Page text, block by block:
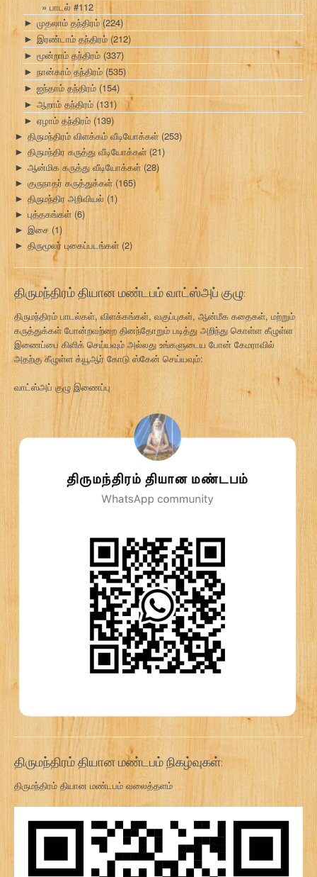
பாடல் #112
► முதலாம் தந்திரம் (224)
► இரண்டாம் தந்திரம் (212)
► மூன்றாம் தந்திரம் (337)
► நான்காம் தந்திரம் (535)
► ஐந்தாம் தந்திரம் (154)
► ஆறாம் தந்திரம் (131)
► ஏழாம் தந்திரம் (139)
► திருமந்திரம் விளக்கம் வீடியோக்கள் (253)
► திருமந்திர கருத்து வீடியோக்கள்(21)
► ஆன்மிக கருத்து வீடியோக்கள் (28)
► குருநாதர் கருத்துக்கள்(165)
► திருமந்திர அறிவியல் (1)
► புத்தகங்கள் (6)
► இசை (1)
► திருமூலர் புகைப்படங்கள் (2)
திருமந்திரம் தியான மண்டபம் வாட்ஸ்அப் குழு:
திருமந்திரம் பாடல்கள், விளக்கங்கள், வகுப்புகள், ஆன்மீக கதைகள், மற்றும்
கருத்துக்கள் போன்றவற்றை தினந்தோறும் படித்து அறிந்து கொள்ள கீழுள்ள
இணைப்பை கிளிக் செய்யவும் அல்லது உங்களுடைய போன் கேமராவில்
அதற்கு கீழுள்ள க்யூஆர் கோடு ஸ்கேன் செய்யவும்:
வாட்ஸ்அப் குழு இணைப்பு
திருமந்திரம் தியான மண்டபம் நிகழ்வுகள்:
திருமந்திரம் தியான மண்டபம் வலைத்தளம்